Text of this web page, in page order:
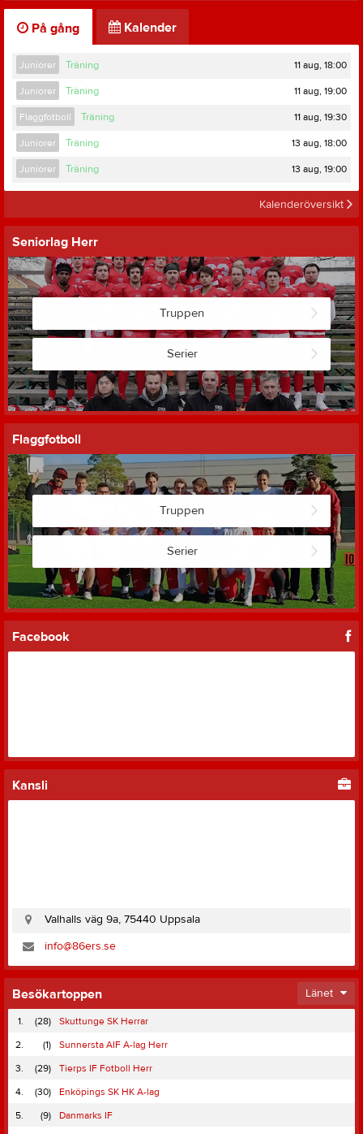
På gång Kalender
Juniorer Träning 11 aug, 18:00
Juniorer Träning 11 aug, 19:00
Flaggfotboll Träning 11 aug, 19:30
Juniorer Träning 13 aug, 18:00
Juniorer Träning 13 aug, 19:00
Kalenderöversikt
Seniorlag Herr
Truppen
Serier
Flaggfotboll
Truppen
Serier
Facebook
Kansli
Valhalls väg 9a, 75440 Uppsala
info@86ers.se
Besökartoppen Länet
1. (28)
Skuttunge SK Herrar
2.
(1)
Sunnersta AIF A-lag Herr
3.
(29)
Tierps IF Fotboll Herr
4.
(30)
Enköpings SK HK A-lag
5.
(9)
Danmarks IF